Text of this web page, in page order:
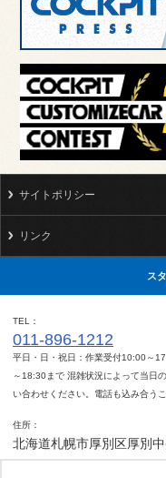
サイトポリシー
リンク
ス
TEL
011-896-1212
平日・日・祝日：作業受付10:00～
～18:30まで 混雑状況によって当日
い合わせください。電話も込み合う
住所
北海道札幌市厚別区厚別